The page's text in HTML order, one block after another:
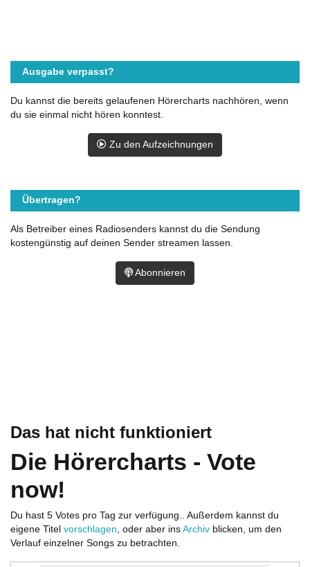
Das hat nicht funktioniert
Die Hörercharts - Vote
now!
Du hast 5 Votes pro Tag zur verfügung.. Außerdem kannst du
eigene Titel vorschlagen, oder aber ins Archiv blicken, um den
Verlauf einzelner Songs zu betrachten.
Ausgabe verpasst?
Du kannst die bereits gelaufenen Hörercharts nachhören, wenn
du sie einmal nicht hören konntest.
Zu den Aufzeichnungen
Übertragen?
Als Betreiber eines Radiosenders kannst du die Sendung
kostengünstig auf deinen Sender streamen lassen.
Abonnieren